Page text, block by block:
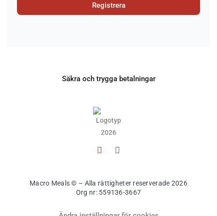
Registrera
Säkra och trygga betalningar
Macro Meals © – Alla rättigheter reserverade 2026
Org nr: 559136-3667